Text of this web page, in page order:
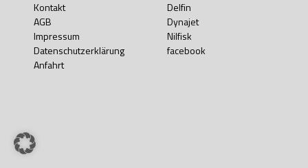
Kontakt
AGB
Impressum
Datenschutzerklärung
Anfahrt
Delfin
Dynajet
Nilfisk
facebook